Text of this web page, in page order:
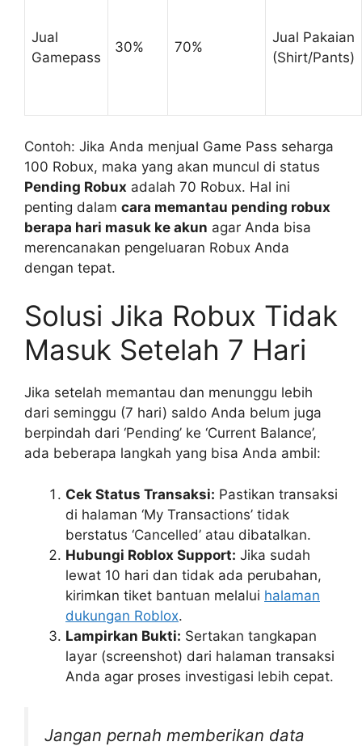
Jual
Gamepass
30% 70%
Jual Pakaian
(Shirt/Pants)
Contoh: Jika Anda menjual Game Pass seharga
100 Robux, maka yang akan muncul di status
Pending Robux adalah 70 Robux. Hal ini
penting dalam cara memantau pending robux
berapa hari masuk ke akun agar Anda bisa
merencanakan pengeluaran Robux Anda
dengan tepat.
Solusi Jika Robux Tidak
Masuk Setelah 7 Hari
Jika setelah memantau dan menunggu lebih
dari seminggu (7 hari) saldo Anda belum juga
berpindah dari ‘Pending’ ke ‘Current Balance’,
ada beberapa langkah yang bisa Anda ambil:
Cek Status Transaksi: Pastikan transaksi
di halaman ‘My Transactions’ tidak
berstatus ‘Cancelled’ atau dibatalkan.
Hubungi Roblox Support: Jika sudah
lewat 10 hari dan tidak ada perubahan,
kirimkan tiket bantuan melalui halaman
dukungan Roblox.
Lampirkan Bukti: Sertakan tangkapan
layar (screenshot) dari halaman transaksi
Anda agar proses investigasi lebih cepat.
Jangan pernah memberikan data